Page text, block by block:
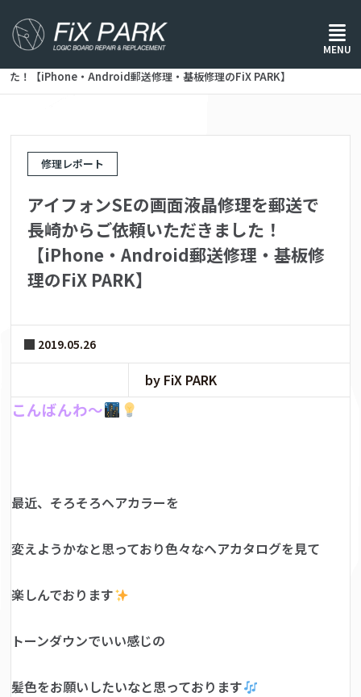
MENU
ホーム/ 修理レポート/
アイフォンSEの画面液晶修理を郵送で長崎からご依頼いただきまし
た！【iPhone・Android郵送修理・基板修理のFiX PARK】
修理レポート
アイフォンSEの画面液晶修理を郵送で
長崎からご依頼いただきました！
【iPhone・Android郵送修理・基板修
理のFiX PARK】
2019.05.26
by FiX PARK
こんばんわ～
最近、そろそろヘアカラーを
変えようかなと思っており色々なヘアカタログを見て
楽しんでおります
トーンダウンでいい感じの
髪色をお願いしたいなと思っております